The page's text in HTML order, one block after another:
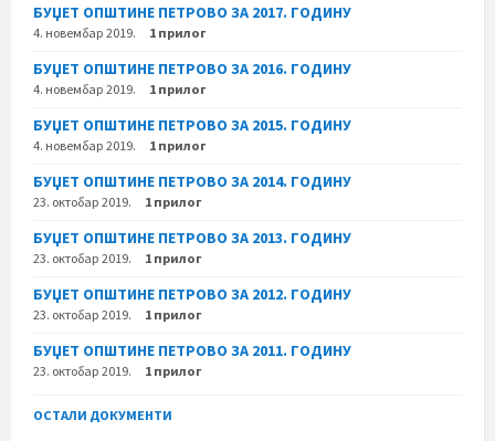
БУЏЕТ ОПШТИНЕ ПЕТРОВО ЗА 2017. ГОДИНУ
4. новембар 2019. 1 прилог
БУЏЕТ ОПШТИНЕ ПЕТРОВО ЗА 2016. ГОДИНУ
4. новембар 2019. 1 прилог
БУЏЕТ ОПШТИНЕ ПЕТРОВО ЗА 2015. ГОДИНУ
4. новембар 2019. 1 прилог
БУЏЕТ ОПШТИНЕ ПЕТРОВО ЗА 2014. ГОДИНУ
23. октобар 2019. 1 прилог
БУЏЕТ ОПШТИНЕ ПЕТРОВО ЗА 2013. ГОДИНУ
23. октобар 2019. 1 прилог
БУЏЕТ ОПШТИНЕ ПЕТРОВО ЗА 2012. ГОДИНУ
23. октобар 2019. 1 прилог
БУЏЕТ ОПШТИНЕ ПЕТРОВО ЗА 2011. ГОДИНУ
23. октобар 2019. 1 прилог
ОСТАЛИ ДОКУМЕНТИ